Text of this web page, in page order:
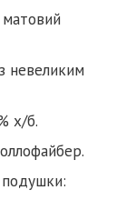
матовий
невеликим
х/б.
подушки: